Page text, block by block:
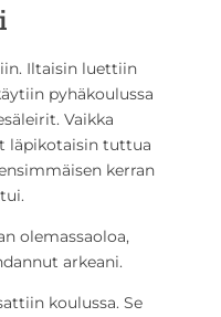
Iltaisin luettiin
pyhäkoulussa
Vaikka
läpikotaisin tuttua
kerran
olemassaoloa,
arkeani.
koulussa. Se